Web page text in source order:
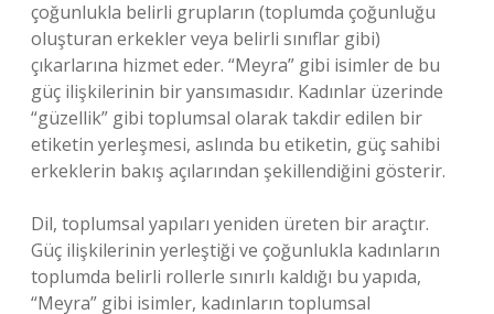
çoğunlukla belirli grupların (toplumda çoğunluğu
oluşturan erkekler veya belirli sınıflar gibi)
çıkarlarına hizmet eder. “Meyra” gibi isimler de bu
güç ilişkilerinin bir yansımasıdır. Kadınlar üzerinde
“güzellik” gibi toplumsal olarak takdir edilen bir
etiketin yerleşmesi, aslında bu etiketin, güç sahibi
erkeklerin bakış açılarından şekillendiğini gösterir.
Dil, toplumsal yapıları yeniden üreten bir araçtır.
Güç ilişkilerinin yerleştiği ve çoğunlukla kadınların
toplumda belirli rollerle sınırlı kaldığı bu yapıda,
“Meyra” gibi isimler, kadınların toplumsal